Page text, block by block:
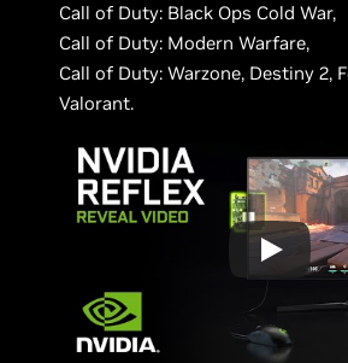
Call of Duty: Black Ops Cold War,
Call of Duty: Modern Warfare,
Call of Duty: Warzone, Destiny 2,
Valorant.